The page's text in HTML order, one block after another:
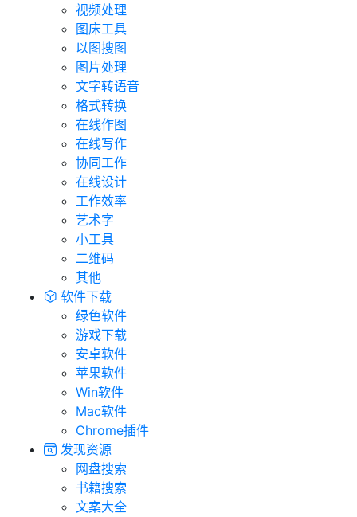
视频处理
图床工具
以图搜图
图片处理
文字转语音
格式转换
在线作图
在线写作
协同工作
在线设计
工作效率
艺术字
小工具
二维码
其他
软件下载
绿色软件
游戏下载
安卓软件
苹果软件
Win软件
Mac软件
Chrome插件
发现资源
网盘搜索
书籍搜索
文案大全